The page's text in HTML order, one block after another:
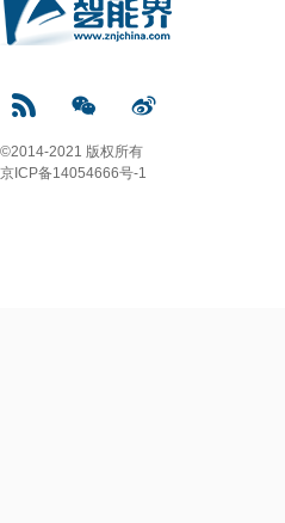
©2014-2021 版权所有
京ICP备14054666号-1